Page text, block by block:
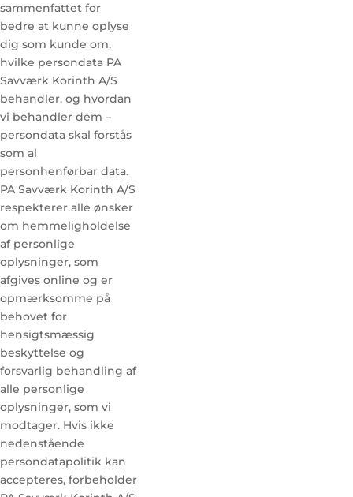
sammenfattet for
bedre at kunne oplyse
dig som kunde om,
hvilke persondata PA
Savværk Korinth A/S
behandler, og hvordan
vi behandler dem –
persondata skal forstås
som al
personhenførbar data.
PA Savværk Korinth A/S
respekterer alle ønsker
om hemmeligholdelse
af personlige
oplysninger, som
afgives online og er
opmærksomme på
behovet for
hensigtsmæssig
beskyttelse og
forsvarlig behandling af
alle personlige
oplysninger, som vi
modtager. Hvis ikke
nedenstående
persondatapolitik kan
accepteres, forbeholder